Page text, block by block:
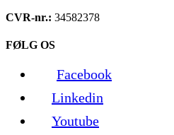
CVR-nr.: 34582378
FØLG OS
Facebook
Linkedin
Youtube